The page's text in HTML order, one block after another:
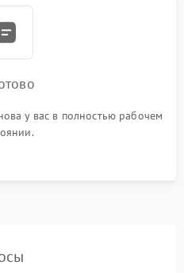
у вас в полностью рабочем